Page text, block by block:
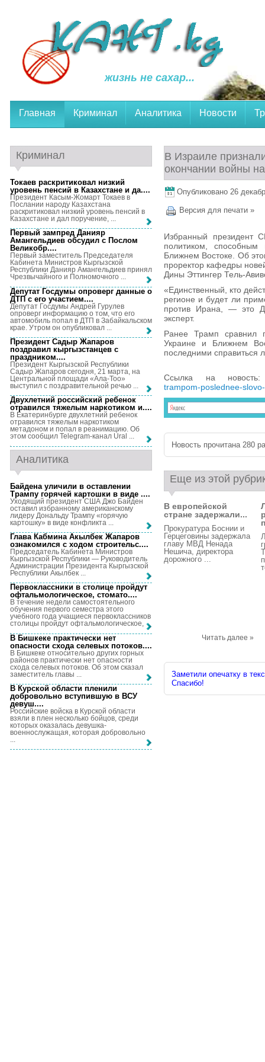
жизнь не сахар...
Главная Криминал Аналитика Новости
В Израиле
окончании войны
Опубликовано 26
Версия для печати »
Избранный президент
политиком,
Ближнем Востоке. Об
проректор кафедры
Дины Эттингер Тель-
«Единственный, кто
регионе и будет ли
против Ирана, — это
эксперт.
Ранее Трамп сравнил
Украине и Ближнем
последними справиться
Ссылка на
trampom-poslednee-
Новость прочитана 280
Еще из этой
В европейской
стране задержали...
Прокуратура Боснии и
Герцеговины задержала
главу МВД Ненада
Нешича, директора
дорожного ...
Читать далее »
Заметили опечатку в
Спасибо!
Криминал
Токаев раскритиковал низкий
уровень пенсий в Казахстане и да....
Президент Касым-Жомарт Токаев в
Послании народу Казахстана
раскритиковал низкий уровень пенсий в
Казахстане и дал поручение, ...
Первый зампред Данияр
Амангельдиев обсудил с Послом
Великобр....
Первый заместитель Председателя
Кабинета Министров Кыргызской
Республики Данияр Амангельдиев принял
Чрезвычайного и Полномочного ...
Депутат Госдумы опроверг данные о
ДТП с его участием....
Депутат Госдумы Андрей Гурулев
опроверг информацию о том, что его
автомобиль попал в ДТП в Забайкальском
крае. Утром он опубликовал ...
Президент Садыр Жапаров
поздравил кыргызстанцев с
праздником....
Президент Кыргызской Республики
Садыр Жапаров сегодня, 21 марта, на
Центральной площади «Ала-Тоо»
выступил с поздравительной речью ...
Двухлетний российский ребенок
отравился тяжелым наркотиком и....
В Екатеринбурге двухлетний ребенок
отравился тяжелым наркотиком
метадоном и попал в реанимацию. Об
этом сообщил Telegram-канал Ural ...
Аналитика
Байдена уличили в оставлении
Трампу горячей картошки в виде ....
Уходящий президент США Джо Байден
оставил избранному американскому
лидеру Дональду Трампу «горячую
картошку» в виде конфликта ...
Глава Кабмина Акылбек Жапаров
ознакомился с ходом строительс....
Председатель Кабинета Министров
Кыргызской Республики — Руководитель
Администрации Президента Кыргызской
Республики Акылбек ...
Первоклассники в столице пройдут
офтальмологическое, стомато....
В течение недели самостоятельного
обучения первого семестра этого
учебного года учащиеся первоклассников
столицы пройдут офтальмологическое, ...
В Бишкеке практически нет
опасности схода селевых потоков....
В Бишкеке относительно других горных
районов практически нет опасности
схода селевых потоков. Об этом сказал
заместитель главы ...
В Курской области пленили
добровольно вступившую в ВСУ
девуш....
Российские войска в Курской области
взяли в плен несколько бойцов, среди
которых оказалась девушка-
военнослужащая, которая добровольно
...